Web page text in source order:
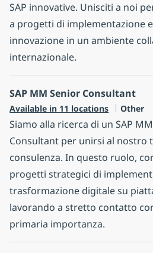
SAP innovative. Unisciti a noi
a progetti di implementazione e
innovazione in un ambiente
internazionale.
SAP MM Senior Consultant
Available in 11 locations Category
Other
Siamo alla ricerca di un SAP
Consultant per unirsi al nostro
consulenza. In questo ruolo,
progetti strategici di
trasformazione digitale su
lavorando a stretto contatto
primaria importanza.